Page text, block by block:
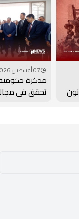
07 أغسطس 2026 - 09:00
مذكرة
تحقق في